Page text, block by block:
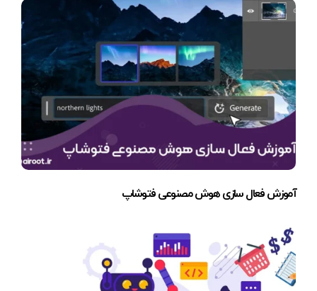
آموزش فعال سازی هوش مصنوعی فتوشاپ